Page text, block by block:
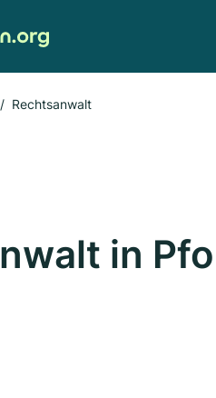
Rechtsanwalt
in